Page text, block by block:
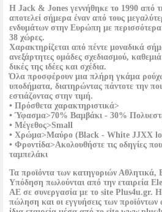
Η Jack & Jones γεννήθηκε το 1990 από
αποτελεί σήμερα έναν από τους
ενδυμάτων στην Ευρώπη με
38 χώρες.
Χαρακτηρίζεται από πέντε μοναδικά
ανεξάρτητες ομάδες σχεδιασμού, καθεμιά
δικές της ιδέες και σχέδια.
Όλα προσφέρουν μια πλήρη γκάμα
υποδήματα, διατηρώντας πάντοτε την
εστιάζοντας στην τιμή.
• Πρόσθετα χαρακτηριστικά>
• Ύφασμα>70% Βαμβάκι - 30%
• Μέγεθος>Small
• Χρώμα>Μαύρο (Black - White JJXX
• Φροντίδα>Ακολουθήστε τις οδηγίες
ταμπελάκι
Τα προϊόντα των κατηγοριών Αθλητικά,
Υπόδηση πωλούνται από την εταιρεία
ΑΕ σε συνεργασία με το site Plus4u.gr. Η
πώληση και οι εγγυήσεις των προϊόντων